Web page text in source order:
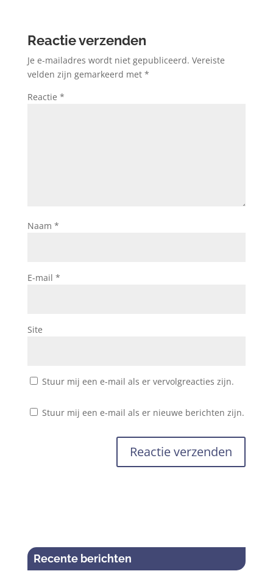
Reactie verzenden
Je e-mailadres wordt niet gepubliceerd. Vereiste
velden zijn gemarkeerd met *
Reactie *
Naam *
E-mail *
Site
Stuur mij een e-mail als er vervolgreacties zijn.
Stuur mij een e-mail als er nieuwe berichten zijn.
Recente berichten